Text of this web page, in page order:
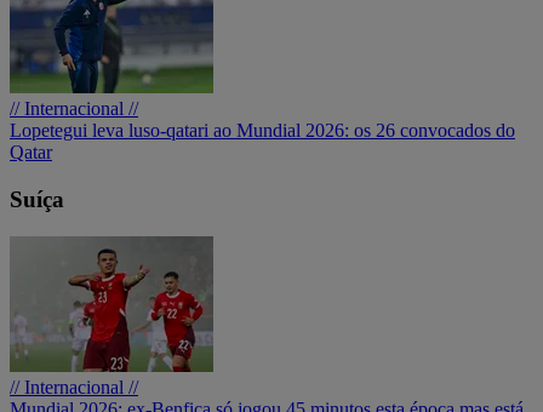
// Internacional //
Lopetegui leva luso-qatari ao Mundial 2026: os 26 convocados do
Qatar
Suíça
// Internacional //